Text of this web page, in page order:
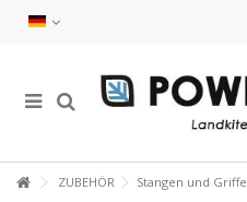
ZUBEHÖR Stangen und Griffe